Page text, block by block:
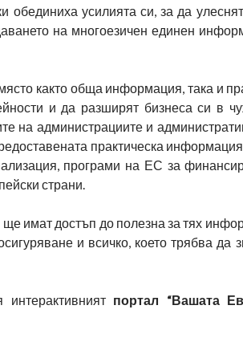
обединиха усилията си, за да
на многоезичен единен
както обща информация, така и
и да разширят бизнеса си в
на администрациите и
практическа
програми на ЕС за
страни.
имат достъп до полезна за тях
и всичко, което трябва да
портал “Вашата